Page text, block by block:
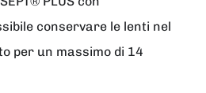
conservare le lenti nel
per un massimo di 14